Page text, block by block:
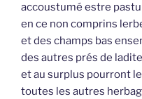
accoustumé estre
en ce non comprins
et des champs bas
des autres prés de
et au surplus pourront
toutes les autres